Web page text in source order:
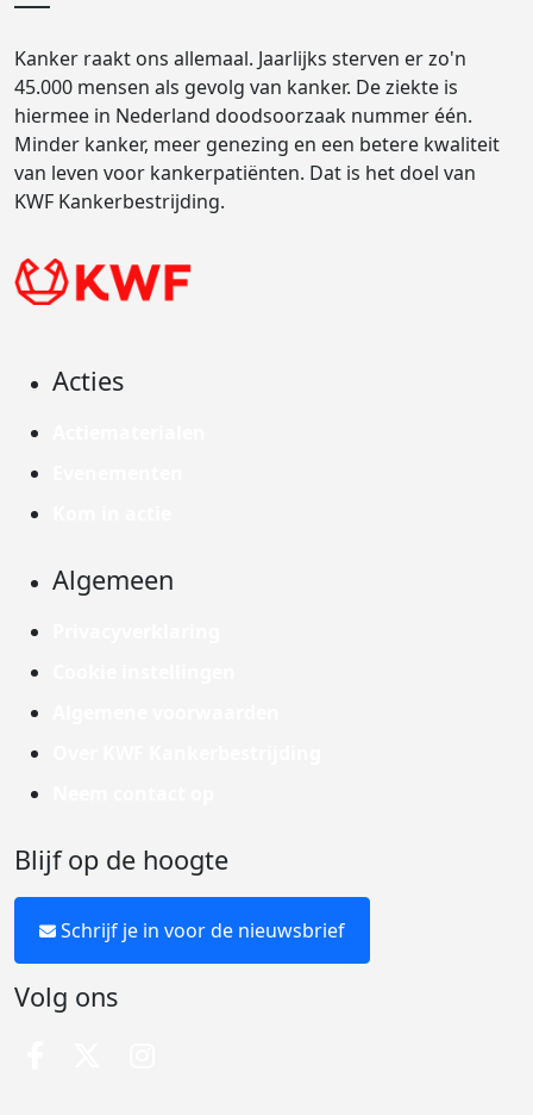
Kanker raakt ons allemaal. Jaarlijks sterven er zo'n
45.000 mensen als gevolg van kanker. De ziekte is
hiermee in Nederland doodsoorzaak nummer één.
Minder kanker, meer genezing en een betere kwaliteit
van leven voor kankerpatiënten. Dat is het doel van
KWF Kankerbestrijding.
Acties
Algemeen
Blijf op de hoogte
Schrijf je in voor de nieuwsbrief
Volg ons